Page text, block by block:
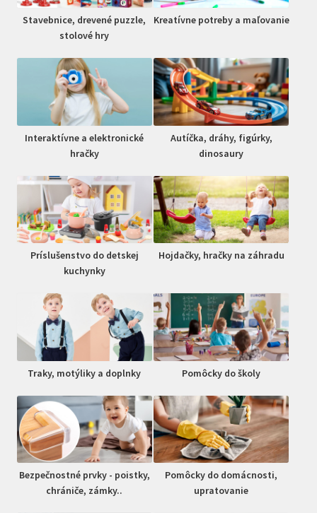
Stavebnice, drevené puzzle,
stolové hry
Kreatívne potreby a maľovanie
Interaktívne a elektronické
hračky
Autíčka, dráhy, figúrky,
dinosaury
Príslušenstvo do detskej
kuchynky
Hojdačky, hračky na záhradu
Traky, motýliky a doplnky Pomôcky do školy
Bezpečnostné prvky - poistky,
chrániče, zámky..
Pomôcky do domácnosti,
upratovanie